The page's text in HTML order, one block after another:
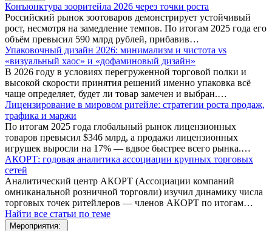
Конъюнктура зооритейла 2026 через точки роста
Российский рынок зоотоваров демонстрирует устойчивый
рост, несмотря на замедление темпов. По итогам 2025 года его
объём превысил 590 млрд рублей, прибавив…
Упаковочный дизайн 2026: минимализм и чистота vs
«визуальный хаос» и «дофаминовый дизайн»
В 2026 году в условиях перегруженной торговой полки и
высокой скорости принятия решений именно упаковка всё
чаще определяет, будет ли товар замечен и выбран.…
Лицензирование в мировом ритейле: стратегии роста продаж,
трафика и маржи
По итогам 2025 года глобальный рынок лицензионных
товаров превысил $346 млрд, а продажи лицензионных
игрушек выросли на 17% — вдвое быстрее всего рынка.…
АКОРТ: годовая аналитика ассоциации крупных торговых
сетей
Аналитический центр АКОРТ (Ассоциации компаний
омниканальной розничной торговли) изучил динамику числа
торговых точек ритейлеров — членов АКОРТ по итогам…
Найти все статьи по теме
Мероприятия: